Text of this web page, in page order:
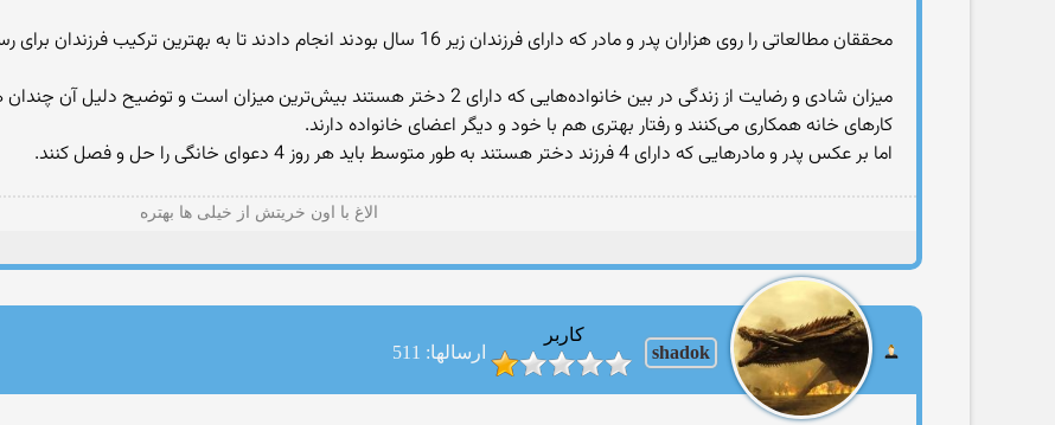
محققان مطالعاتی را روی هزاران پدر و مادر که دارای فرزندان زیر 16 سال بودند انجام دادند تا به بهترین ترکیب فرزندان برای رسیدن به آرامش در خانواده پی ببرند.
میزان شادی و رضایت از زندگی در بین خانواده‌هایی که دارای 2 دختر هستند بیش‌ترین
کارهای خانه همکاری می‌کنند و رفتار بهتری هم با خود و دیگر اعضای خانواده دارند.
اما بر عکس پدر و مادرهایی که دارای 4 فرزند دختر هستند به طور متوسط باید هر روز 4 دعوای خانگی را حل و فصل کنند.
الاغ با اون خریتش از خیلی ها بهتره
shadok
کاربر
ارسالها: 511